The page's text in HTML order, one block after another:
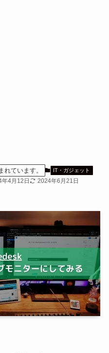
ています。
IT・ガジェット
年4月12日
2024年6月21日